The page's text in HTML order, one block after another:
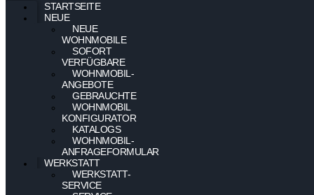
STARTSEITE
NEUE
NEUE
WOHNMOBILE
SOFORT
VERFÜGBARE
WOHNMOBIL-
ANGEBOTE
GEBRAUCHTE
WOHNMOBIL
KONFIGURATOR
KATALOGS
WOHNMOBIL-
ANFRAGEFORMULAR
WERKSTATT
WERKSTATT-
SERVICE